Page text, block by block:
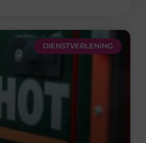
DIENSTVERLENING